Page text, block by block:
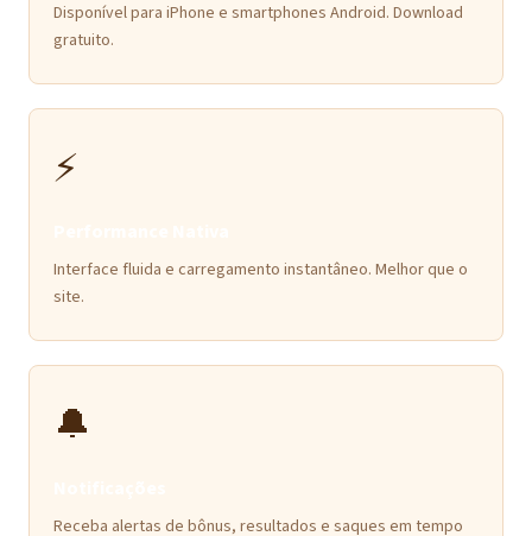
Disponível para iPhone e smartphones Android. Download
gratuito.
⚡
Interface fluida e carregamento instantâneo. Melhor que o
site.
🔔
Receba alertas de bônus, resultados e saques em tempo